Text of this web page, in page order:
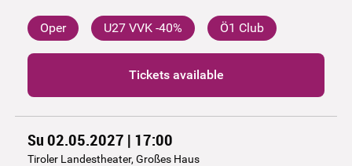
Oper U27 VVK -40% Ö1 Club
Tickets available
Su 02.05.2027 | 17:00
Tiroler Landestheater, Großes Haus